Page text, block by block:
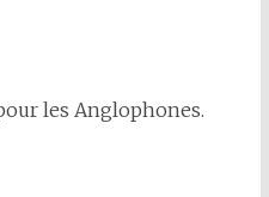
les Anglophones.